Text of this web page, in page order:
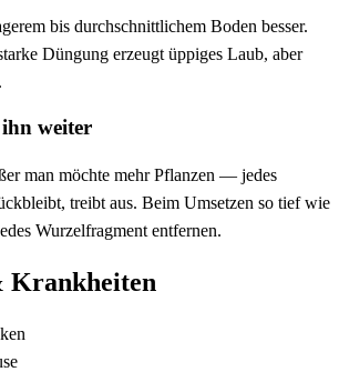
bis durchschnittlichem Boden besser.
Düngung erzeugt üppiges Laub, aber
weiter
man möchte mehr Pflanzen — jedes
treibt aus. Beim Umsetzen so tief wie
Wurzelfragment entfernen.
Krankheiten